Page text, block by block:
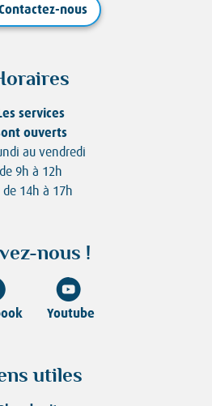
nous
services
ouverts
au vendredi
de 9h à 12h
de 14h à 17h
nous !
Youtube
utiles